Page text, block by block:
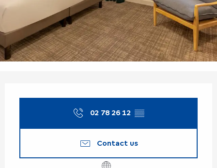
02 78 26 12 ▒▒
Contact us